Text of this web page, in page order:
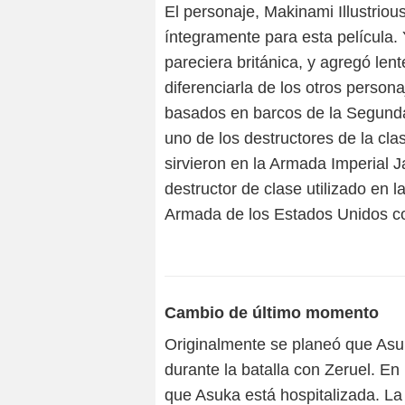
El personaje, Makinami
íntegramente para esta película.
pareciera británica, y agregó
diferenciarla de los otros
basados en barcos de la
uno de los destructores de la
sirvieron en la Armada Imperial
destructor de clase utilizado en
Armada de los Estados Unidos
Cambio de último momento
Originalmente se planeó que
durante la batalla con Zeruel.
que Asuka está hospitalizada.